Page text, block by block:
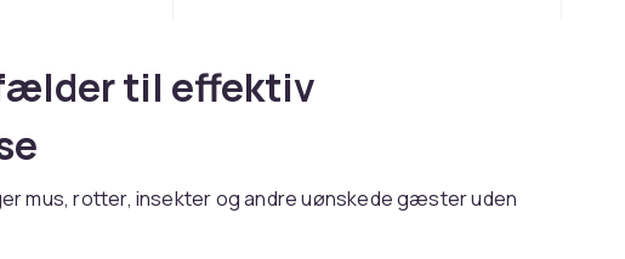
til effektiv
mus, rotter, insekter og andre uønskede gæster uden